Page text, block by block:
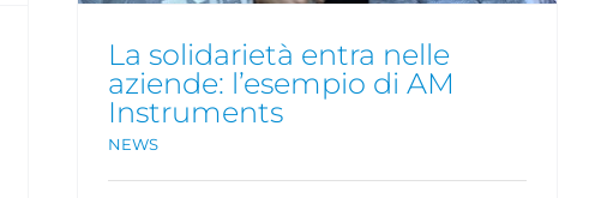
La solidarietà entra nelle
aziende: l’esempio di AM
Instruments
NEWS